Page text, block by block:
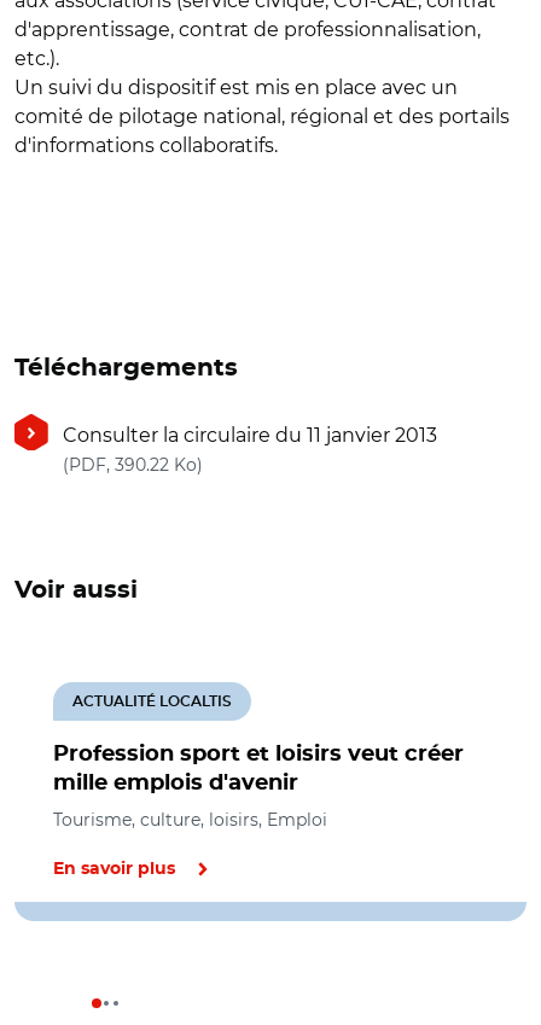
d'apprentissage, contrat de professionnalisation,
etc.).
Un suivi du dispositif est mis en place avec un
comité de pilotage national, régional et des portails
d'informations collaboratifs.
Téléchargements
Consulter la circulaire du 11 janvier 2013
(PDF, 390.22 Ko)
Voir aussi
Profession sport et loisirs veut créer
mille emplois d'avenir
ACTUALITÉ LOCALTIS
Tourisme, culture, loisirs, Emploi
En savoir plus